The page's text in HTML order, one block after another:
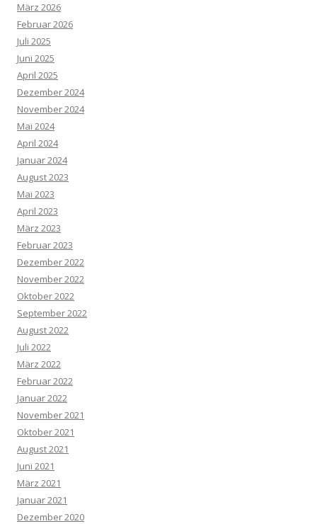
März 2026
Februar 2026
Juli 2025
Juni 2025
April 2025
Dezember 2024
November 2024
Mai 2024
April 2024
Januar 2024
August 2023
Mai 2023
April 2023
März 2023
Februar 2023
Dezember 2022
November 2022
Oktober 2022
September 2022
August 2022
Juli 2022
März 2022
Februar 2022
Januar 2022
November 2021
Oktober 2021
August 2021
Juni 2021
März 2021
Januar 2021
Dezember 2020